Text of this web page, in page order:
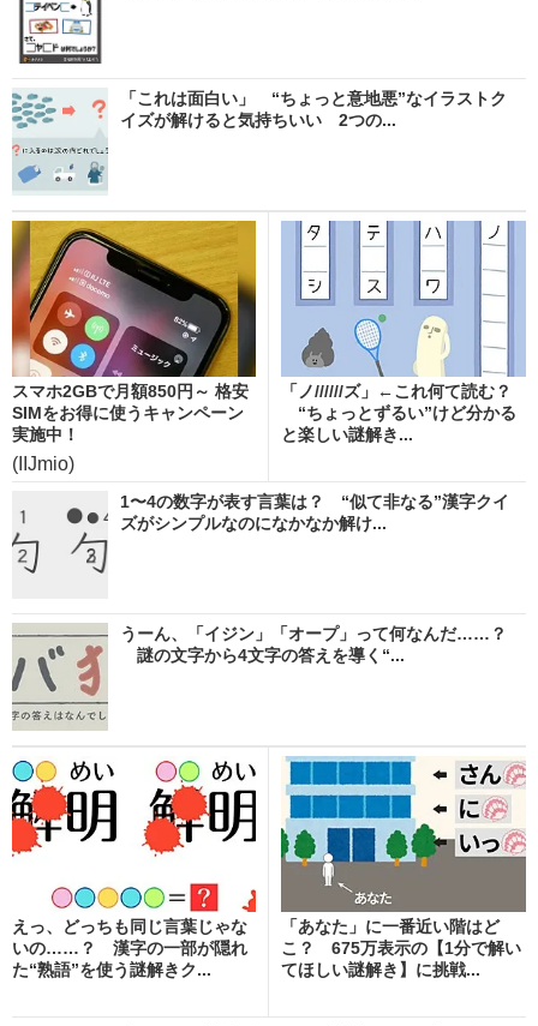
「これは面白い」 “ちょっと意地悪”なイラストク
イズが解けると気持ちいい 2つの...
スマホ2GBで月額850円～ 格安
SIMをお得に使うキャンペーン
実施中！
(IIJmio)
「ノ//////ズ」←これ何て読む？
“ちょっとずるい”けど分かる
と楽しい謎解き...
1〜4の数字が表す言葉は？ “似て非なる”漢字クイ
ズがシンプルなのになかなか解け...
うーん、「イジン」「オープ」って何なんだ……？
謎の文字から4文字の答えを導く“...
えっ、どっちも同じ言葉じゃな
いの……？ 漢字の一部が隠れ
た“熟語”を使う謎解きク...
「あなた」に一番近い階はど
こ？ 675万表示の【1分で解い
てほしい謎解き】に挑戦...